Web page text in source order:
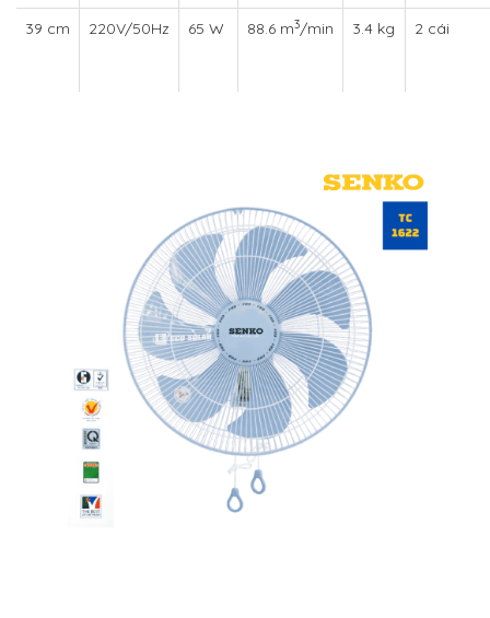
39 cm 220V/50Hz 65 W 88.6 m3/min 3.4 kg 2 cái